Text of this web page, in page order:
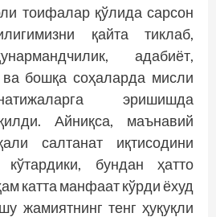
тоифалар қўлида сарсон
қайта тиклаб,
адабиёт,
бошқа соҳаларда мисли
эришишда
Айниқса, маънавий
салтанат иқтисодини
бундан ҳатто
катта манфаат кўрди ёхуд
жамиятнинг тенг ҳуқуқли